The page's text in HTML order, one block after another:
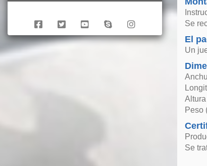
Se
El
Un
Altura
Peso
Se